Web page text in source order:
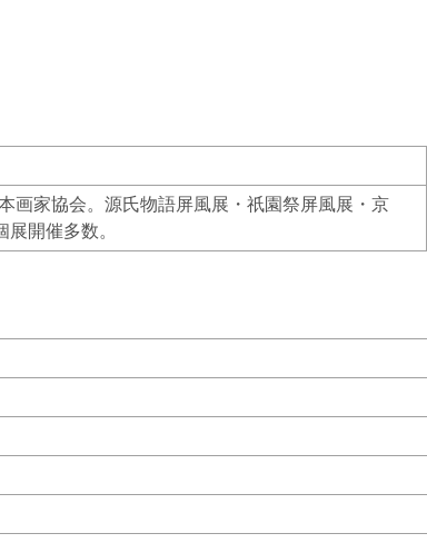
画家協会。源氏物語屏風展・祇園祭屏風展・京
開催多数。